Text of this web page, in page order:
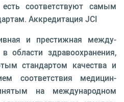
соответствуют самым
Аккредитация JCI
и престижная между­
области здравоохранения,
стандартом качества и
соответствия медицин­
на международном